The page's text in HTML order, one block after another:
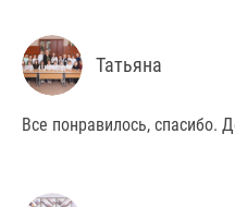
Татьяна
Все понравилось, спасибо.